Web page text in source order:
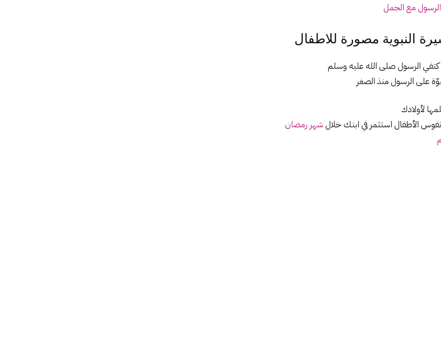
مع الجمل
النبوية مصورة للاطفال
كتفي الرسول صلى الله عليه وسلم
على الرسول منذ الصغر
لأولادك
الأطفال استثمر في ابنك خلالشهر رمضان